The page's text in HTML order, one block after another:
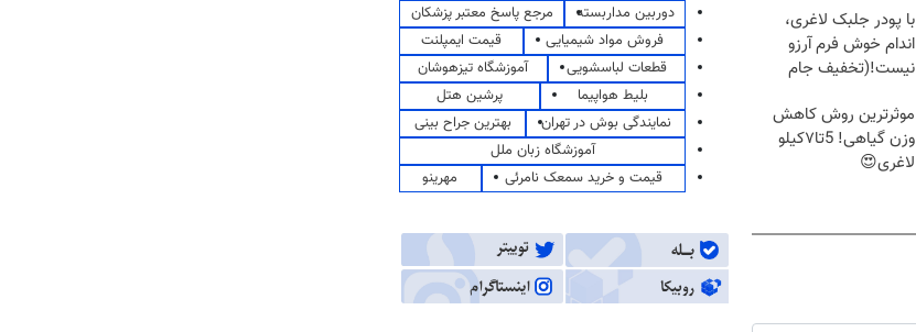
با پودر جلبک لاغری،
اندام خوش فرم آرزو
نیست!(تخفیف جام
موثرترین روش کاهش
وزن گیاهی! 5تا۷کیلو
لاغری😍
دوربین مداربسته
مرجع پاسخ معتبر پزشکان
فروش مواد شیمیایی
قیمت ایمپلنت
قطعات لباسشویی
آموزشگاه تیزهوشان
بلیط هواپیما
پرشین هتل
نمایندگی بوش در تهران
بهترین جراح بینی
آموزشگاه زبان ملل
قیمت و خرید سمعک نامرئی
مهرینو